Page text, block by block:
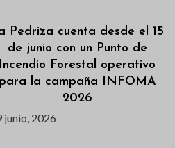
Pedriza cuenta desde el 15
de junio con un Punto de
Incendio Forestal operativo
para la campaña INFOMA
2026
junio, 2026